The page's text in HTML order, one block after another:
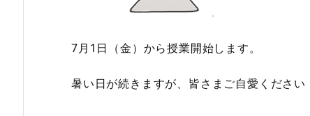
7月1日（金）から授業開始します。
暑い日が続きますが、皆さまご自愛ください